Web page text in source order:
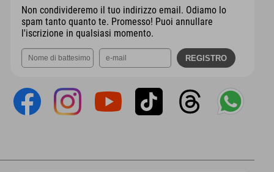
Non condivideremo il tuo indirizzo email. Odiamo lo
spam tanto quanto te. Promesso! Puoi annullare
l'iscrizione in qualsiasi momento.